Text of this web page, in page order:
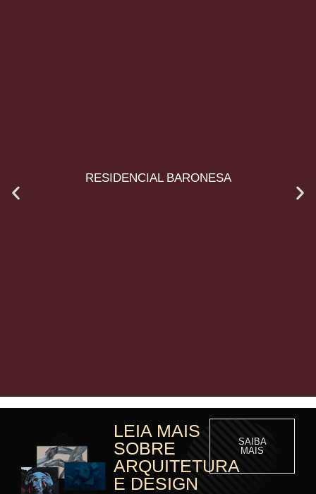
RESIDENCIAL BARONESA
LEIA MAIS
SOBRE
ARQUITETURA
E DESIGN
SAIBA
MAIS